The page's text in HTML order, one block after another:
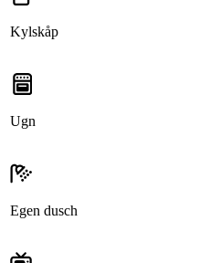
Kylskåp
Ugn
Egen dusch